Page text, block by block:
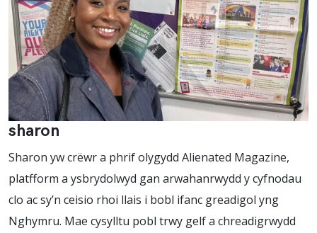
sharon
Sharon yw crëwr a phrif olygydd Alienated Magazine,
platfform a ysbrydolwyd gan arwahanrwydd y cyfnodau
clo ac sy’n ceisio rhoi llais i bobl ifanc greadigol yng
Nghymru. Mae cysylltu pobl trwy gelf a chreadigrwydd